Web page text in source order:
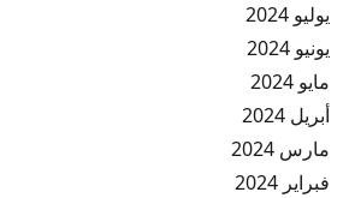
يوليو 2024
يونيو 2024
مايو 2024
أبريل 2024
مارس 2024
فبراير 2024